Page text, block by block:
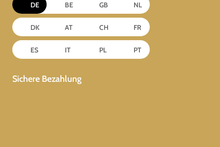
DE BE GB NL
DK AT CH FR
ES IT PL PT
Sichere Bezahlung